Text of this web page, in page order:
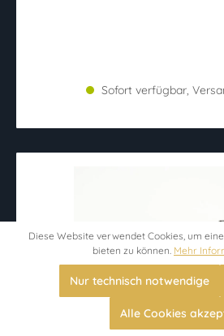
Sofort verfügbar,
Diese Website verwendet Cookies, um
bieten zu können. Mehr
Nur technisch notwendige
Alle Cookies